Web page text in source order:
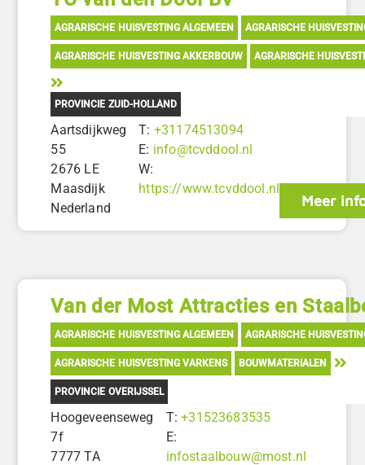
AGRARISCHE HUISVESTING ALGEMEEN AGRARISCHE
AGRARISCHE HUISVESTING AKKERBOUW AGRARISCHE
PROVINCIE ZUID-HOLLAND
Aartsdijkweg
55
2676 LE
Maasdijk
Nederland
T: +31174513094
E: info@tcvddool.nl
W:
https://www.tcvddool.nl
Meer
Van der Most Attracties en
AGRARISCHE HUISVESTING ALGEMEEN AGRARISCHE
AGRARISCHE HUISVESTING VARKENS BOUWMATERIALEN
PROVINCIE OVERIJSSEL
Hoogeveenseweg
7f
7777 TA
T:+31523683535
E:
infostaalbouw@most.nl